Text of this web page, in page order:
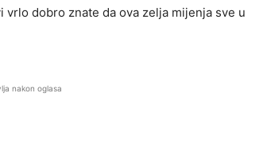
dobro znate da ova zelja mijenja sve u
nakon oglasa